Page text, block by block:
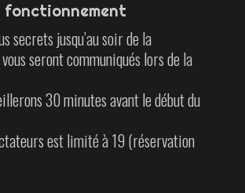
fonctionnement
secrets jusqu’au soir de la
seront communiqués lors de la
30 minutes avant le début du
est limité à 19 (réservation